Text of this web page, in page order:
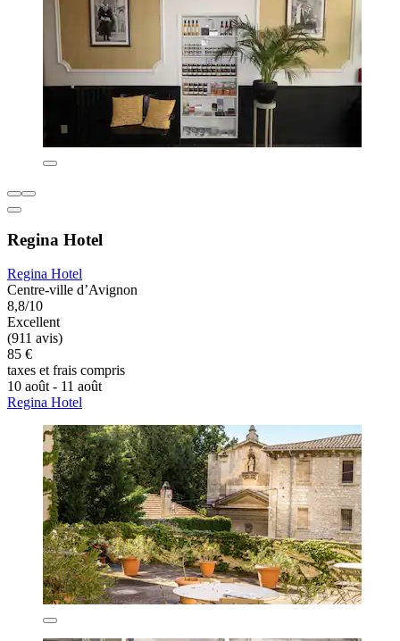
Regina Hotel
Regina Hotel
Centre-ville d’Avignon
8,8/10
Excellent
(911 avis)
85 €
taxes et frais compris
10 août - 11 août
Regina Hotel